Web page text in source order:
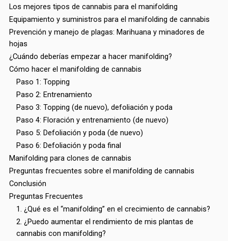
Los mejores tipos de cannabis para el manifolding
Equipamiento y suministros para el manifolding de cannabis
Prevención y manejo de plagas: Marihuana y minadores de
hojas
¿Cuándo deberías empezar a hacer manifolding?
Cómo hacer el manifolding de cannabis
Paso 1: Topping
Paso 2: Entrenamiento
Paso 3: Topping (de nuevo), defoliación y poda
Paso 4: Floración y entrenamiento (de nuevo)
Paso 5: Defoliación y poda (de nuevo)
Paso 6: Defoliación y poda final
Manifolding para clones de cannabis
Preguntas frecuentes sobre el manifolding de cannabis
Conclusión
Preguntas Frecuentes
1. ¿Qué es el “manifolding” en el crecimiento de cannabis?
2. ¿Puedo aumentar el rendimiento de mis plantas de
cannabis con manifolding?